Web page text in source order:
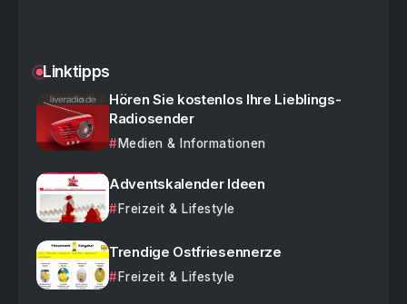
Linktipps
Hören Sie kostenlos Ihre Lieblings-
Radiosender
Medien & Informationen
Adventskalender Ideen
Freizeit & Lifestyle
Trendige Ostfriesennerze
Freizeit & Lifestyle